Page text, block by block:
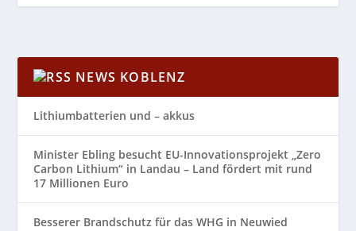
NEWS KOBLENZ
Lithiumbatterien und – akkus
Minister Ebling besucht EU-Innovationsprojekt „Zero
Carbon Lithium“ in Landau – Land fördert mit rund
17 Millionen Euro
Besserer Brandschutz für das WHG in Neuwied